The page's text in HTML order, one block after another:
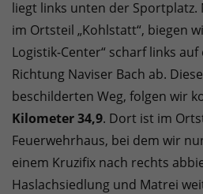
liegt links unten der Sportplatz.
im Ortsteil „Kohlstatt“, biegen
Logistik-Center“ scharf links auf
Richtung Naviser Bach ab.
beschilderten Weg, folgen wir
Kilometer 34,9. Dort ist im
Feuerwehrhaus, bei dem wir
einem Kruzifix nach rechts
Haslachsiedlung und Matrei